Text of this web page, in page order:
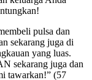
pulsa dan
sekarang juga di
yang luas.
sekarang juga dan
tawarkan!” (57